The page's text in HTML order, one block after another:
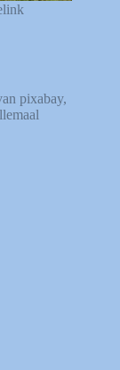
pixabay,